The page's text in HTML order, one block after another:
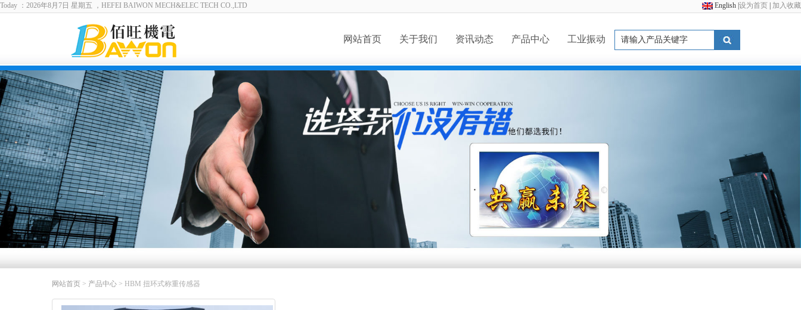
Today ：2026年8月7日 星期五 ，HEFEI BAIWON MECH&ELEC TECH CO.,LTD English 设为首页 加入收藏
网站首页 关于我们 资讯动态 产品中心 工业振动
网站首页 > 产品中心 > HBM 扭环式称重传感器